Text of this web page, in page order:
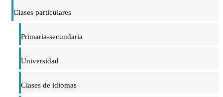
Clases particulares
Primaria-secundaria
Universidad
Clases de idiomas